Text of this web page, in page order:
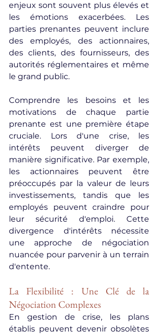
enjeux sont souvent plus élevés et
les émotions exacerbées. Les
parties prenantes peuvent inclure
des employés, des actionnaires,
des clients, des fournisseurs, des
autorités réglementaires et même
le grand public.
Comprendre les besoins et les
motivations de chaque partie
prenante est une première étape
cruciale. Lors d'une crise, les
intérêts peuvent diverger de
manière significative. Par exemple,
les actionnaires peuvent être
préoccupés par la valeur de leurs
investissements, tandis que les
employés peuvent craindre pour
leur sécurité d'emploi. Cette
divergence d'intérêts nécessite
une approche de négociation
nuancée pour parvenir à un terrain
d'entente.
La Flexibilité : Une Clé de la
Négociation Complexes
En gestion de crise, les plans
établis peuvent devenir obsolètes